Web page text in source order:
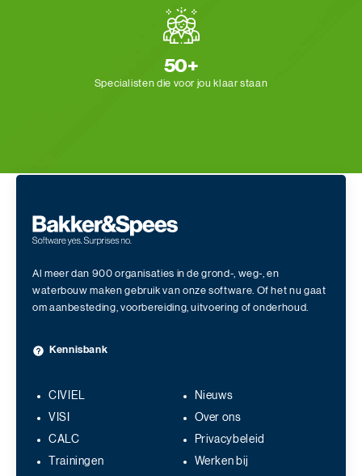
50+
Specialisten die voor jou klaar staan
Al meer dan 900 organisaties in de grond-, weg-, en
waterbouw maken gebruik van onze software. Of het nu gaat
om aanbesteding, voorbereiding, uitvoering of onderhoud.
Kennisbank
CIVIEL
VISI
CALC
Trainingen
Nieuws
Over ons
Privacybeleid
Werken bij